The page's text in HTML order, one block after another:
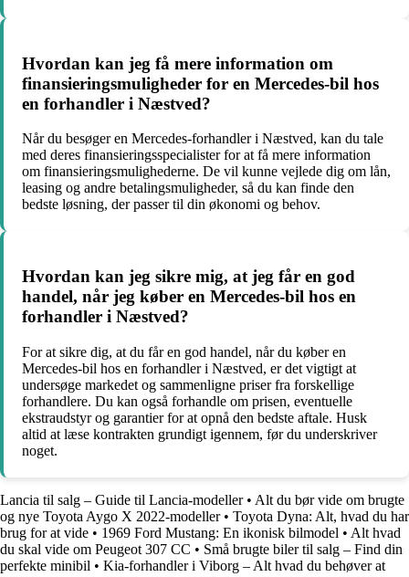
Hvordan kan jeg få mere information om
finansieringsmuligheder for en Mercedes-bil hos
en forhandler i Næstved?
Når du besøger en Mercedes-forhandler i Næstved, kan du tale
med deres finansieringsspecialister for at få mere information
om finansieringsmulighederne. De vil kunne vejlede dig om lån,
leasing og andre betalingsmuligheder, så du kan finde den
bedste løsning, der passer til din økonomi og behov.
Hvordan kan jeg sikre mig, at jeg får en god
handel, når jeg køber en Mercedes-bil hos en
forhandler i Næstved?
For at sikre dig, at du får en god handel, når du køber en
Mercedes-bil hos en forhandler i Næstved, er det vigtigt at
undersøge markedet og sammenligne priser fra forskellige
forhandlere. Du kan også forhandle om prisen, eventuelle
ekstraudstyr og garantier for at opnå den bedste aftale. Husk
altid at læse kontrakten grundigt igennem, før du underskriver
noget.
Lancia til salg – Guide til Lancia-modeller• Alt du bør vide om brugte
og nye Toyota Aygo X 2022-modeller• Toyota Dyna: Alt, hvad du har
brug for at vide • 1969 Ford Mustang: En ikonisk bilmodel • Alt hvad
du skal vide om Peugeot 307 CC • Små brugte biler til salg – Find din
perfekte minibil • Kia-forhandler i Viborg – Alt hvad du behøver at